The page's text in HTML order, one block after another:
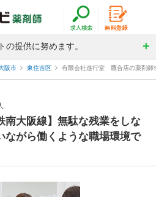
の提供に努めます。
阪市 東住吉区 有限会社進行堂 鷹合店の薬剤師
南大阪線】無駄な残業をしな
ながら働くような職場環境で